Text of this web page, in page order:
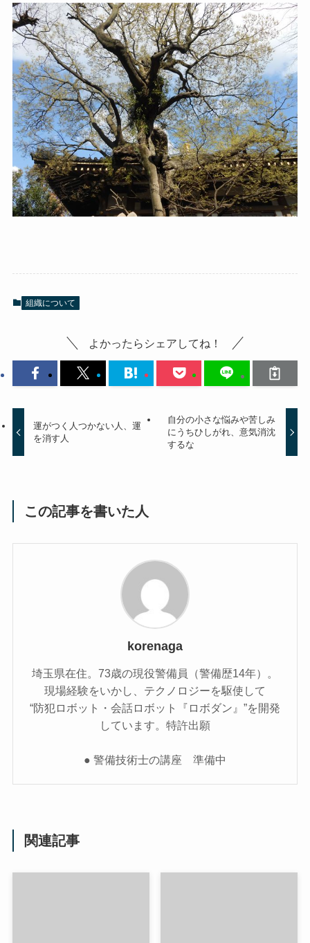
組織について
よかったらシェアしてね！
運がつく人つかない人、運
を消す人
自分の小さな悩みや苦しみ
にうちひしがれ、意気消沈
するな
この記事を書いた人
korenaga
埼玉県在住。73歳の現役警備員（警備歴14年）。
現場経験をいかし、テクノロジーを駆使して
“防犯ロボット・会話ロボット『ロボダン』”を開発
しています。特許出願
● 警備技術士の講座 準備中
関連記事